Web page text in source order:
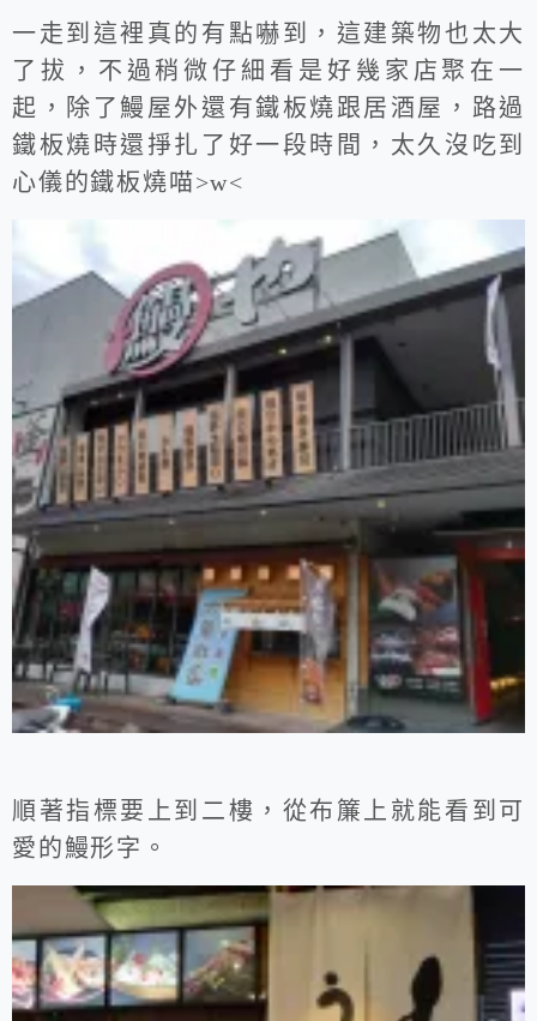
一走到這裡真的有點嚇到，這建築物也太大
了拔，不過稍微仔細看是好幾家店聚在一
起，除了鰻屋外還有鐵板燒跟居酒屋，路過
鐵板燒時還掙扎了好一段時間，太久沒吃到
心儀的鐵板燒喵>w<
順著指標要上到二樓，從布簾上就能看到可
愛的鰻形字。